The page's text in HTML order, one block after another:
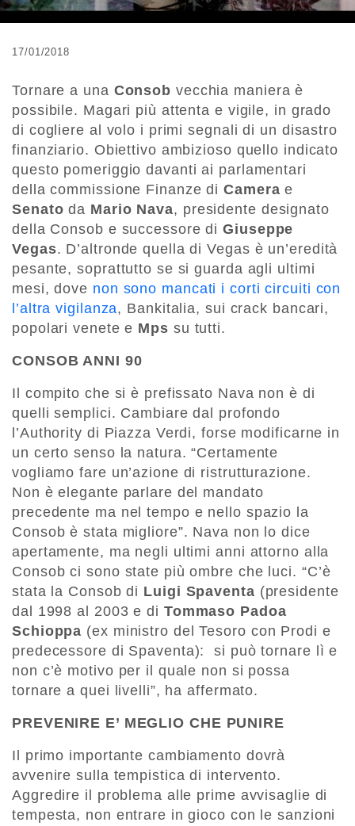
17/01/2018
Tornare a una Consob vecchia maniera è
possibile. Magari più attenta e vigile, in grado
di cogliere al volo i primi segnali di un disastro
finanziario. Obiettivo ambizioso quello indicato
questo pomeriggio davanti ai parlamentari
della commissione Finanze diCamera e
Senatoda Mario Nava, presidente designato
della Consob e successore diGiuseppe
Vegas. D’altronde quella di Vegas è un’eredità
pesante, soprattutto se si guarda agli ultimi
mesi, dove non sono mancati i corti circuiti con
l’altra vigilanza, Bankitalia, sui crack bancari,
popolari venete e Mps su tutti.
CONSOB ANNI 90
Il compito che si è prefissato Nava non è di
quelli semplici. Cambiare dal profondo
l’Authority di Piazza Verdi, forse modificarne in
un certo senso la natura. “Certamente
vogliamo fare un’azione di ristrutturazione.
Non è elegante parlare del mandato
precedente ma nel tempo e nello spazio la
Consob è stata migliore”. Nava non lo dice
apertamente, ma negli ultimi anni attorno alla
Consob ci sono state più ombre che luci. “C’è
stata la Consob di Luigi Spaventa (presidente
dal 1998 al 2003 e di Tommaso Padoa
Schioppa (ex ministro del Tesoro con Prodi e
predecessore di Spaventa): si può tornare lì e
non c’è motivo per il quale non si possa
tornare a quei livelli”, ha affermato.
PREVENIRE E’ MEGLIO CHE PUNIRE
Il primo importante cambiamento dovrà
avvenire sulla tempistica di intervento.
Aggredire il problema alle prime avvisaglie di
tempesta, non entrare in gioco con le sanzioni